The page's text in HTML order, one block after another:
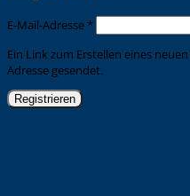
E-Mail-Adresse*Erforderlich
Ein Link zum Erstellen eines
Adresse gesendet.
Registrieren